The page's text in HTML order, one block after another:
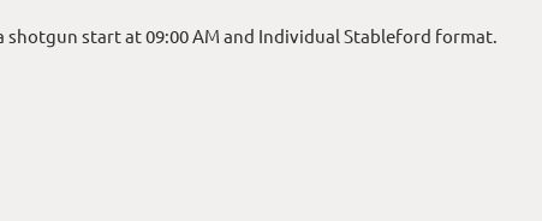
shotgun start at 09:00 AM and Individual Stableford format.